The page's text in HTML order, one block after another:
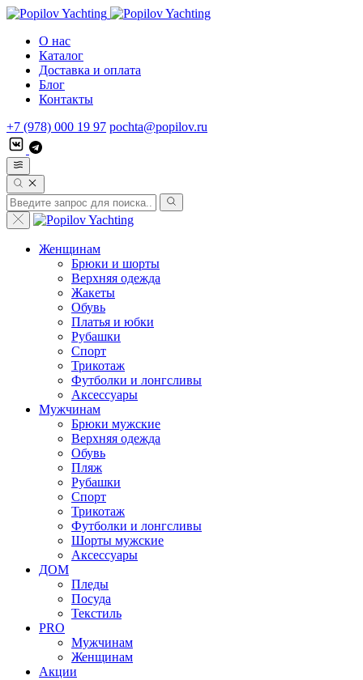
О нас
Каталог
Доставка и оплата
Блог
Контакты
+7 (978) 000 19 97 pochta@popilov.ru
Женщинам
Брюки и шорты
Верхняя одежда
Жакеты
Обувь
Платья и юбки
Рубашки
Спорт
Трикотаж
Футболки и лонгсливы
Аксессуары
Мужчинам
Брюки мужские
Верхняя одежда
Обувь
Пляж
Рубашки
Спорт
Трикотаж
Футболки и лонгсливы
Шорты мужские
Аксессуары
ДОМ
Пледы
Посуда
Текстиль
PRO
Мужчинам
Женщинам
Акции